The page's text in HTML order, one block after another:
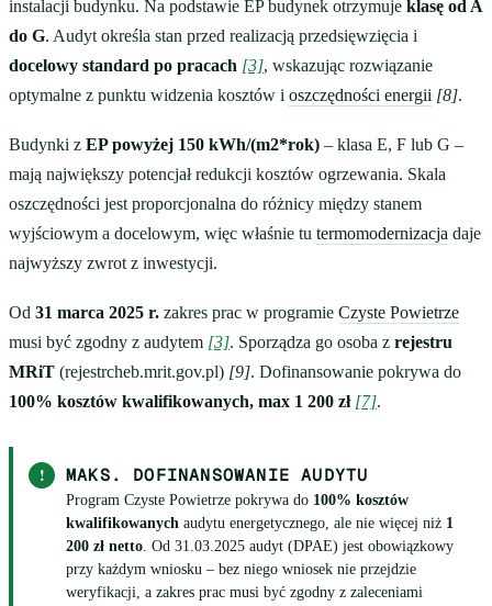
instalacji budynku. Na podstawie EP budynek otrzymuje klasę od A
do G. Audyt określa stan przed realizacją przedsięwzięcia i
docelowy standard po pracach [3], wskazując rozwiązanie
optymalne z punktu widzenia kosztów i oszczędności energii [8].
Budynki z EP powyżej 150 kWh/(m2*rok) – klasa E, F lub G –
mają największy potencjał redukcji kosztów ogrzewania. Skala
oszczędności jest proporcjonalna do różnicy między stanem
wyjściowym a docelowym, więc właśnie tu termomodernizacja daje
najwyższy zwrot z inwestycji.
Od 31 marca 2025 r. zakres prac w programie Czyste Powietrze
musi być zgodny z audytem [3]. Sporządza go osoba z rejestru
MRiT (rejestrcheb.mrit.gov.pl) [9]. Dofinansowanie pokrywa do
100% kosztów kwalifikowanych, max 1 200 zł [7].
! MAKS. DOFINANSOWANIE AUDYTU
Program Czyste Powietrze pokrywa do 100% kosztów
kwalifikowanych audytu energetycznego, ale nie więcej niż 1
200 zł netto. Od 31.03.2025 audyt (DPAE) jest obowiązkowy
przy każdym wniosku – bez niego wniosek nie przejdzie
weryfikacji, a zakres prac musi być zgodny z zaleceniami